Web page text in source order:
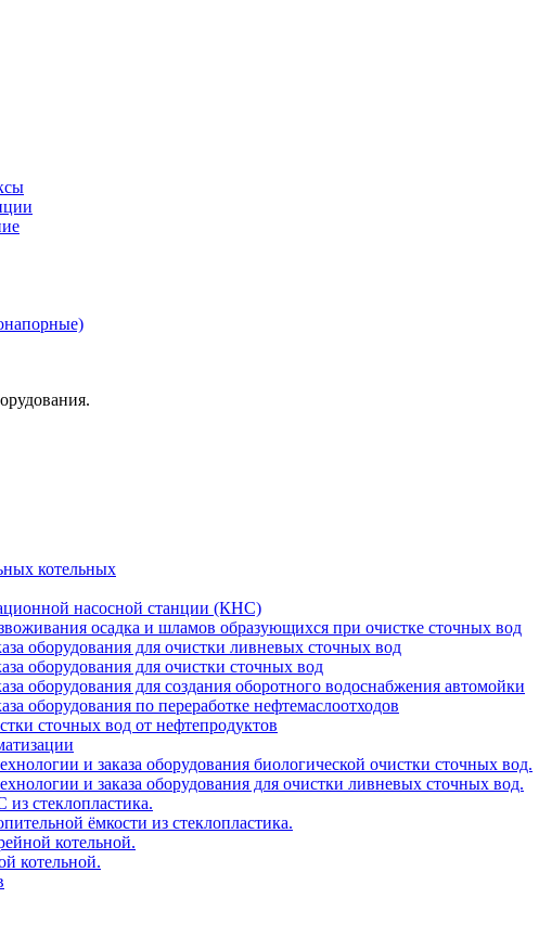
котельных
насосной станции (КНС)
осадка и шламов образующихся при очистке сточных вод
оборудования для очистки ливневых сточных вод
оборудования для очистки сточных вод
оборудования для создания оборотного водоснабжения автомойки
оборудования по переработке нефтемаслоотходов
сточных вод от нефтепродуктов
и заказа оборудования биологической очистки сточных вод.
и заказа оборудования для очистки ливневых сточных вод.
стеклопластика.
ёмкости из стеклопластика.
котельной.
котельной.